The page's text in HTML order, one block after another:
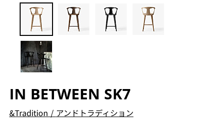
IN BETWEEN SK7
&Tradition / アンドトラディション